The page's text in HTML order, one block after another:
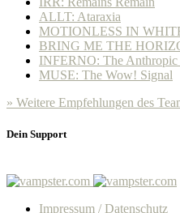
ALLT: Ataraxia
MOTIONLESS IN
BRING ME THE
INFERNO: The Anthropic
MUSE: The Wow! Signal
» Weitere Empfehlungen des
Dein Support
Impressum / Datenschutz